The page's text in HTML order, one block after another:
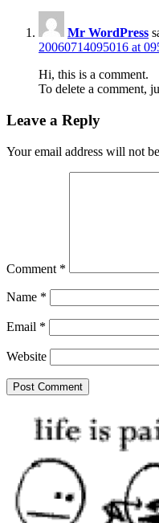
Mr WordPress
20060714095016 at
Hi, this is a comment.
To delete a comment,
Leave a Reply
Your email address will not
Comment *
Name *
Email *
Website